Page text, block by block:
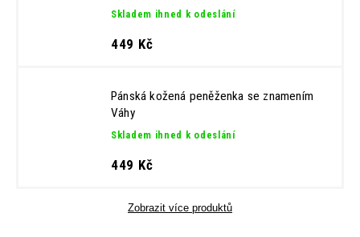
Skladem ihned k odeslání
449 Kč
Pánská kožená peněženka se znamením
Váhy
Skladem ihned k odeslání
449 Kč
Zobrazit více produktů